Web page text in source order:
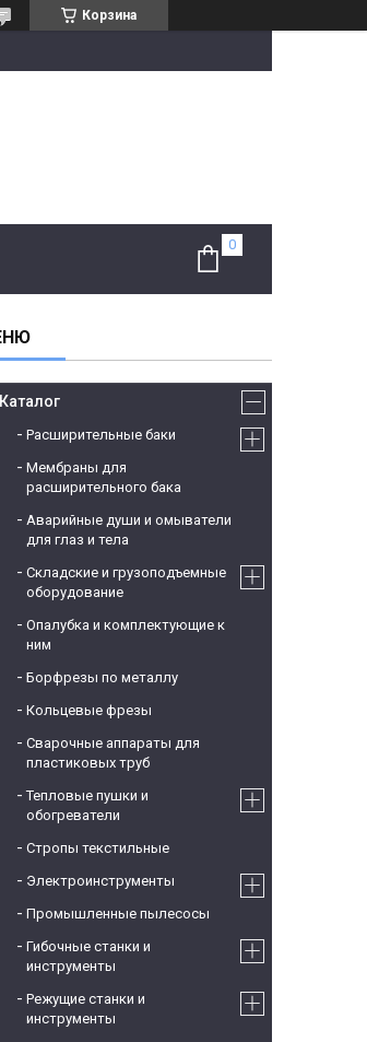
Корзина
Каталог
Расширительные баки
Мембраны для
расширительного бака
Аварийные души и омыватели
для глаз и тела
Складские и грузоподъемные
оборудование
Опалубка и комплектующие к
ним
Борфрезы по металлу
Кольцевые фрезы
Сварочные аппараты для
пластиковых труб
Тепловые пушки и
обогреватели
Стропы текстильные
Электроинструменты
Промышленные пылесосы
Гибочные станки и
инструменты
Режущие станки и
инструменты